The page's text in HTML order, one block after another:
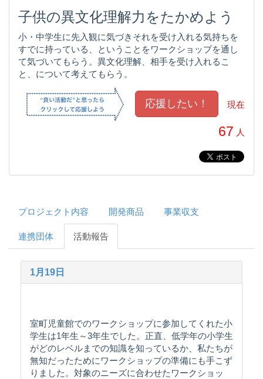
子供の異文化理解力をたかめよう
小・中学生に先入観に気づきそれを受け入れる気持ちを
すでに持っている、ということをワークショップを通し
て気づいてもらう。異文化理解、相手を受け入れるこ
と、について考えてもらう。
現在
67 人
プロジェクト内容 開発商品 事業収支
連携団体 活動報告
1月19日
室町児童館でのワークショップに参加してくれた小
学生は1年生～3年生でした。正直、低学年の小学生
がどのレベルまでの知識を知っているか、私たちが
無知だったためにワークショップの準備にも手こず
りました。対象のニーズに合わせたワークショッ